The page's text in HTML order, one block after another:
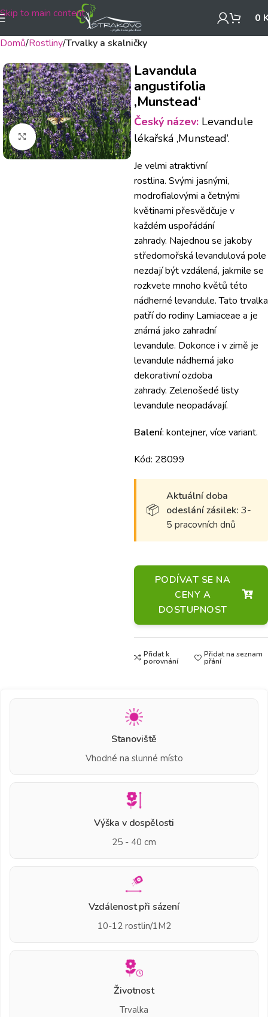
Skip to main content 0
Domů Rostliny Trvalky a skalničky
Klikněte pro zvětšení
Lavandula
angustifolia
‚Munstead‘
Český název: Levandule
lékařská ‚Munstead‘.
Je velmi atraktivní
rostlina. Svými jasnými,
modrofialovými a četnými
květinami přesvědčuje v
každém uspořádání
zahrady. Najednou se jakoby
středomořská levandulová pole
nezdají být vzdálená, jakmile se
rozkvete mnoho květů této
nádherné levandule. Tato trvalka
patří do rodiny Lamiaceae a je
známá jako zahradní
levandule. Dokonce i v zimě je
levandule nádherná jako
dekorativní ozdoba
zahrady. Zelenošedé listy
levandule neopadávají.
Balení: kontejner, více variant.
Kód: 28099
Aktuální doba
odeslání zásilek: 3-
5 pracovních dnů
PODÍVAT SE NA
CENY A
DOSTUPNOST
Přidat k
porovnání
Přidat na seznam
přání
Stanoviště
Vhodné na slunné místo
Výška v dospělosti
25 - 40 cm
Vzdálenost při sázení
10-12 rostlin/1M2
Životnost
Trvalka